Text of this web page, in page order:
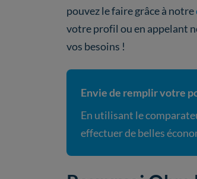
pouvez le faire grâce à notre
votre profil ou en appelant
vos besoins !
Envie de remplir votre
En utilisant le
effectuer de belles